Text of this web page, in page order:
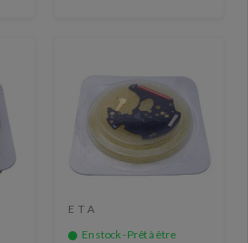
ETA
En stock - Prêt à être